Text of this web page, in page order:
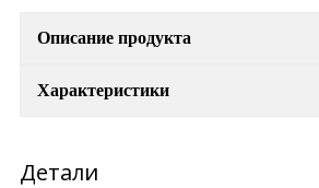
Описание продукта
Характеристики
Детали